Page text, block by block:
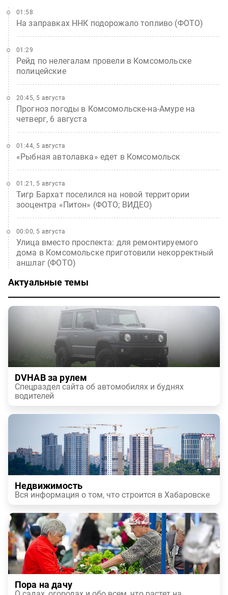
На заправках ННК подорожало топливо (ФОТО)
01:58
Рейд по нелегалам провели в Комсомольске
полицейские
01:29
Прогноз погоды в Комсомольске-на-Амуре на
четверг, 6 августа
20:45, 5 августа
«Рыбная автолавка» едет в Комсомольск
01:44, 5 августа
Тигр Бархат поселился на новой территории
зооцентра «Питон» (ФОТО; ВИДЕО)
01:21, 5 августа
Улица вместо проспекта: для ремонтируемого
дома в Комсомольске приготовили некорректный
аншлаг (ФОТО)
00:00, 5 августа
Актуальные темы
DVHAB за рулем
Спецраздел сайта об автомобилях и буднях
водителей
Недвижимость
Вся информация о том, что строится в Хабаровске
Пора на дачу